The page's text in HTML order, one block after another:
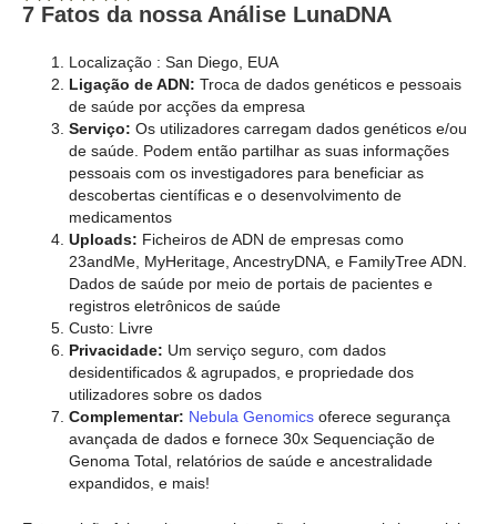
7 Fatos da nossa Análise LunaDNA
Localização : San Diego, EUA
Ligação de ADN: Troca de dados genéticos e pessoais
de saúde por acções da empresa
Serviço: Os utilizadores carregam dados genéticos e/ou
de saúde. Podem então partilhar as suas informações
pessoais com os investigadores para beneficiar as
descobertas científicas e o desenvolvimento de
medicamentos
Uploads: Ficheiros de ADN de empresas como
23andMe, MyHeritage, AncestryDNA, e FamilyTree ADN.
Dados de saúde por meio de portais de pacientes e
registros eletrônicos de saúde
Custo: Livre
Privacidade: Um serviço seguro, com dados
desidentificados & agrupados, e propriedade dos
utilizadores sobre os dados
Complementar: Nebula Genomics oferece segurança
avançada de dados e fornece 30x Sequenciação de
Genoma Total, relatórios de saúde e ancestralidade
expandidos, e mais!